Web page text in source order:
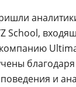
School,
и